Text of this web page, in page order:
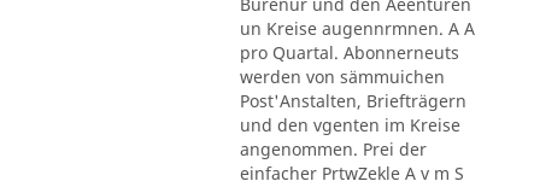
un Kreise augennrmnen. A A
pro Quartal. Abonnerneuts
werden von sämmuichen
Post'Anstalten, Briefträgern
und den vgenten im Kreise
angenommen. Prei der
einfacher PrtwZekle A v m S